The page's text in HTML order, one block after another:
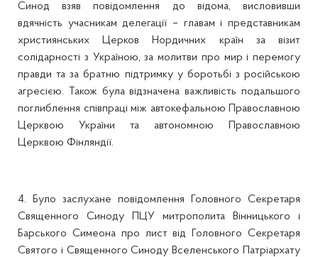
Синод взяв повідомлення до відома, висловивши
вдячність учасникам делегації – главам і представникам
християнських Церков Нордичних країн за візит
солідарності з Україною, за молитви про мир і перемогу
правди та за братню підтримку у боротьбі з російською
агресією. Також була відзначена важливість подальшого
поглиблення співпраці між автокефальною Православною
Церквою України та автономною Православною
Церквою Фінляндії.
4. Було заслухане повідомлення Головного Секретаря
Священного Синоду ПЦУ митрополита Вінницького і
Барського Симеона про лист від Головного Секретаря
Святого і Священного Синоду Вселенського Патріархату